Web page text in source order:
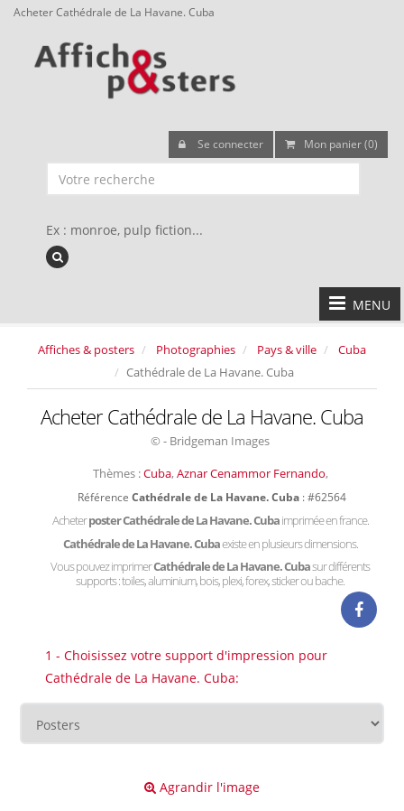
Acheter Cathédrale de La Havane. Cuba
Se connecter Mon panier (0)
Ex : monroe, pulp fiction...
MENU
Affiches & posters Photographies Pays & ville
Cuba
Cathédrale de La Havane. Cuba
Acheter Cathédrale de La Havane. Cuba
© - Bridgeman Images
Thèmes :Cuba, Aznar Cenammor Fernando,
Référence Cathédrale de La Havane. Cuba : #62564
Acheterposter Cathédrale de La Havane. Cubaimprimée en france.
Cathédrale de La Havane. Cubaexiste en plusieurs dimensions.
Vous pouvez imprimerCathédrale de La Havane. Cubasur différents
supports : toiles, aluminium, bois, plexi, forex, sticker ou bache.
1 - Choisissez votre support d'impression pour
Cathédrale de La Havane. Cuba:
Agrandir l'image